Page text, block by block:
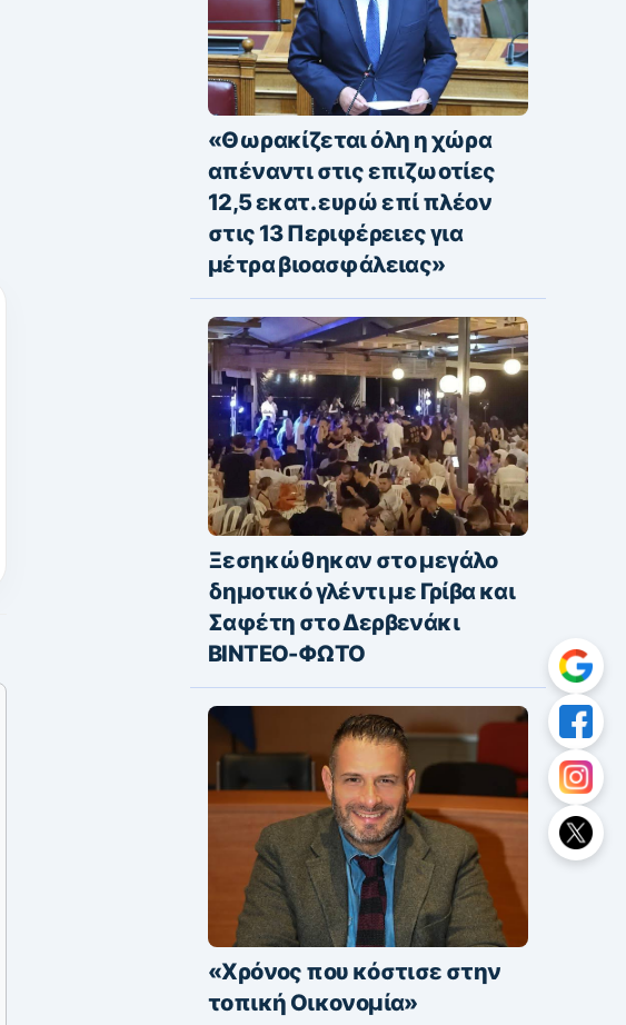
«Θωρακίζεται όλη η χώρα
απέναντι στις επιζωοτίες
12,5 εκατ. ευρώ επί πλέον
στις 13 Περιφέρειες για
μέτρα βιοασφάλειας»
Ξεσηκώθηκαν στο μεγάλο
δημοτικό γλέντι με Γρίβα και
Σαφέτη στο Δερβενάκι
ΒΙΝΤΕΟ-ΦΩΤΟ
«Χρόνος που κόστισε στην
τοπική Οικονομία»